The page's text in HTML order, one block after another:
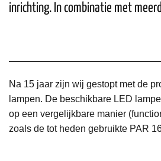
inrichting. In combinatie met
Na 15 jaar zijn wij gestopt met de
lampen. De beschikbare LED
op een vergelijkbare manier
zoals de tot heden gebruikte PAR